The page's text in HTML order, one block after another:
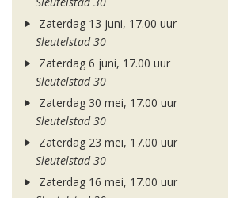
Zaterdag 13 juni, 17.00 uur
Sleutelstad 30
Zaterdag 6 juni, 17.00 uur
Sleutelstad 30
Zaterdag 30 mei, 17.00 uur
Sleutelstad 30
Zaterdag 23 mei, 17.00 uur
Sleutelstad 30
Zaterdag 16 mei, 17.00 uur